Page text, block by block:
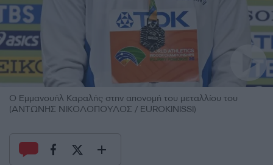
Ο Εμμανουήλ Καραλής στην απονομή του μεταλλίου του
(ΑΝΤΩΝΗΣ ΝΙΚΟΛΟΠΟΥΛΟΣ / EUROKINISSI)